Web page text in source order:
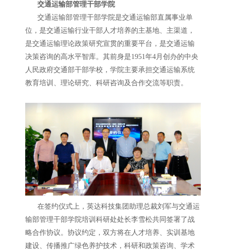
交通运输部管理干部学院
交通运输部管理干部学院是交通运输部直属事业单
位，是交通运输行业干部人才培养的主基地、主渠道，
是交通运输理论政策研究宣贯的重要平台，是交通运输
决策咨询的高水平智库。其前身是1951年4月创办的中央
人民政府交通部干部学校，学院主要承担交通运输系统
教育培训、理论研究、科研咨询及合作交流等职责。
在签约仪式上，英达科技集团助理总裁刘军与交通运
输部管理干部学院培训科研处处长李雪松共同签署了战
略合作协议。协议约定，双方将在人才培养、实训基地
建设、传播推广绿色养护技术，科研和政策咨询、学术